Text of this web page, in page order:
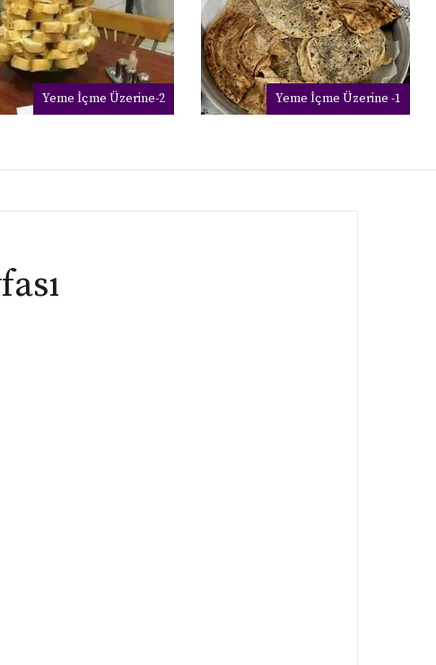
Yeme İçme Üzerine-2 Yeme İçme Üzerine -1